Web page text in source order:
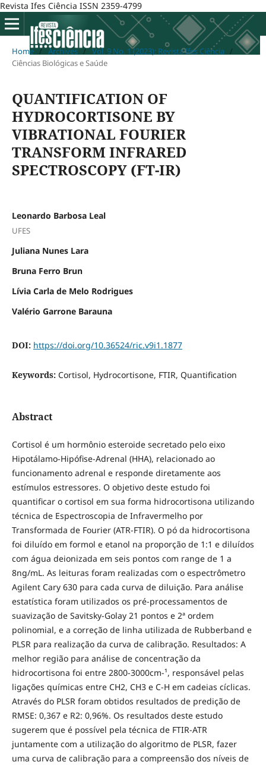
Revista Ifes Ciência ISSN 2359-4799
Home / Archives / Vol. 9 No. 1 (2023): Revista Ifes Ciência /
Ciências Biológicas e Saúde
QUANTIFICATION OF
HYDROCORTISONE BY
VIBRATIONAL FOURIER
TRANSFORM INFRARED
SPECTROSCOPY (FT-IR)
Leonardo Barbosa Leal
UFES
Juliana Nunes Lara
Bruna Ferro Brun
Lívia Carla de Melo Rodrigues
Valério Garrone Barauna
DOI: https://doi.org/10.36524/ric.v9i1.1877
Keywords: Cortisol, Hydrocortisone, FTIR, Quantification
Abstract
Cortisol é um hormônio esteroide secretado pelo eixo
Hipotálamo-Hipófise-Adrenal (HHA), relacionado ao
funcionamento adrenal e responde diretamente aos
estímulos estressores. O objetivo deste estudo foi
quantificar o cortisol em sua forma hidrocortisona utilizando
técnica de Espectroscopia de Infravermelho por
Transformada de Fourier (ATR-FTIR). O pó da hidrocortisona
foi diluído em formol e etanol na proporção de 1:1 e diluídos
com água deionizada em seis pontos com range de 1 a
8ng/mL. As leituras foram realizadas com o espectrômetro
Agilent Cary 630 para cada curva de diluição. Para análise
estatística foram utilizados os pré-processamentos de
suavização de Savitsky-Golay 21 pontos e 2ª ordem
polinomial, e a correção de linha utilizada de Rubberband e
PLSR para realização da curva de calibração. Resultados: A
melhor região para análise de concentração da
hidrocortisona foi entre 2800-3000cm-¹, responsável pelas
ligações químicas entre CH2, CH3 e C-H em cadeias cíclicas.
Através do PLSR foram obtidos resultados de predição de
RMSE: 0,367 e R2: 0,96%. Os resultados deste estudo
sugerem que é possível pela técnica de FTIR-ATR
juntamente com a utilização do algoritmo de PLSR, fazer
uma curva de calibração para a compreensão dos níveis de